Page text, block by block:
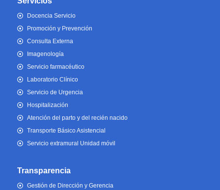
Docencia Servicio
Promoción y Prevención
Consulta Externa
Imagenología
Servicio farmacéutico
Laboratorio Clínico
Servicio de Urgencia
Hospitalización
Atención del parto y del recién nacido
Transporte Básico Asistencial
Servicio extramural Unidad móvil
Transparencia
Gestión de Dirección y Gerencia